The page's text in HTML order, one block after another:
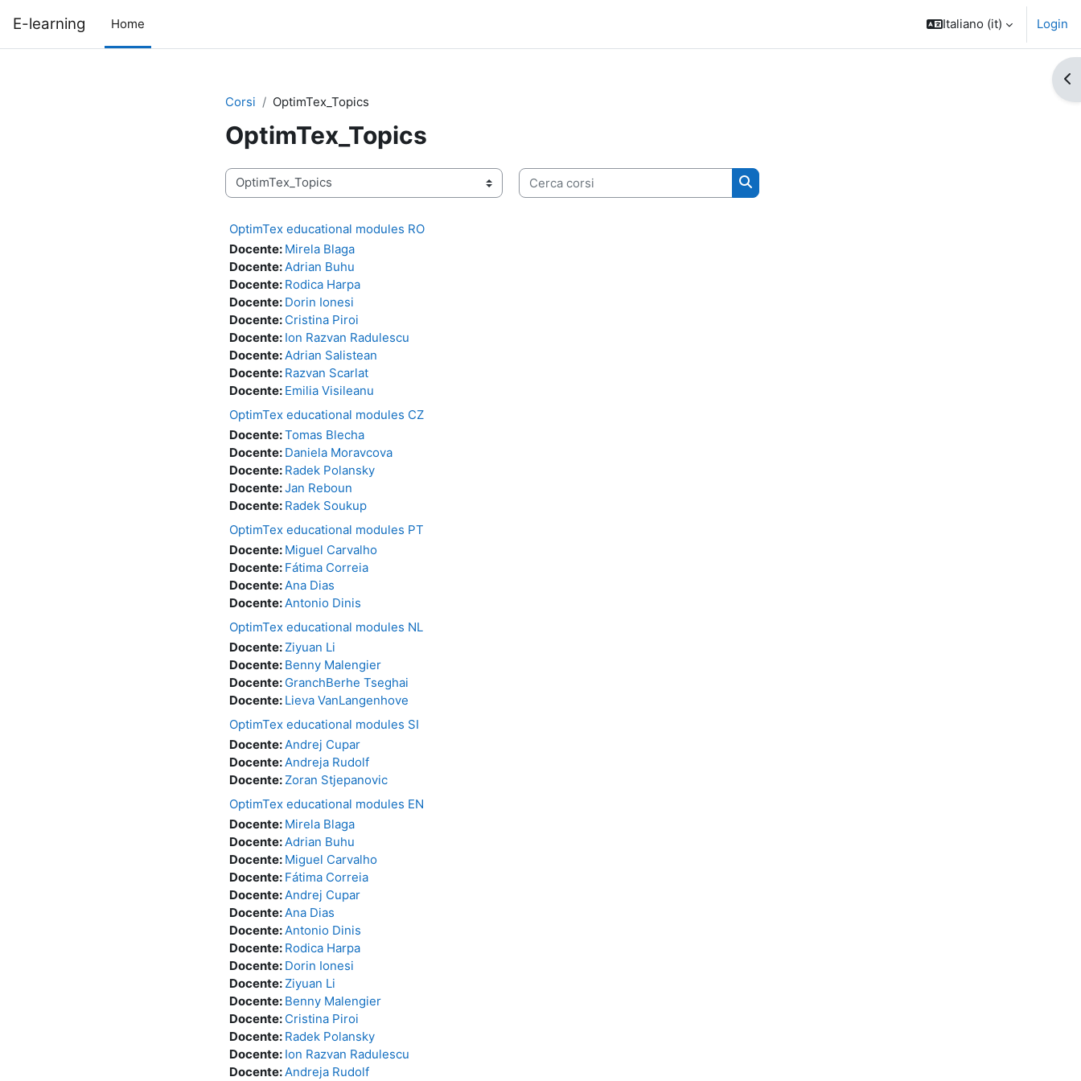
E-learning Home Italiano ‎(it)‎ Login
Corsi
OptimTex_Topics
OptimTex_Topics
Categorie di corso
Cerca corsi
Cerca corsi
OptimTex educational modules RO
Docente: Mirela Blaga
Docente: Adrian Buhu
Docente: Rodica Harpa
Docente: Dorin Ionesi
Docente: Cristina Piroi
Docente: Ion Razvan Radulescu
Docente: Adrian Salistean
Docente: Razvan Scarlat
Docente: Emilia Visileanu
OptimTex educational modules CZ
Docente:Tomas Blecha
Docente: Daniela Moravcova
Docente: Radek Polansky
Docente:Jan Reboun
Docente: Radek Soukup
OptimTex educational modules PT
Docente: Miguel Carvalho
Docente: Fátima Correia
Docente: Ana Dias
Docente: Antonio Dinis
OptimTex educational modules NL
Docente:Ziyuan Li
Docente: Benny Malengier
Docente: GranchBerhe Tseghai
Docente: Lieva VanLangenhove
OptimTex educational modules SI
Docente: Andrej Cupar
Docente: Andreja Rudolf
Docente:Zoran Stjepanovic
OptimTex educational modules EN
Docente: Mirela Blaga
Docente: Adrian Buhu
Docente: Miguel Carvalho
Docente: Fátima Correia
Docente: Andrej Cupar
Docente: Ana Dias
Docente: Antonio Dinis
Docente: Rodica Harpa
Docente: Dorin Ionesi
Docente:Ziyuan Li
Docente: Benny Malengier
Docente: Cristina Piroi
Docente: Radek Polansky
Docente: Ion Razvan Radulescu
Docente: Andreja Rudolf